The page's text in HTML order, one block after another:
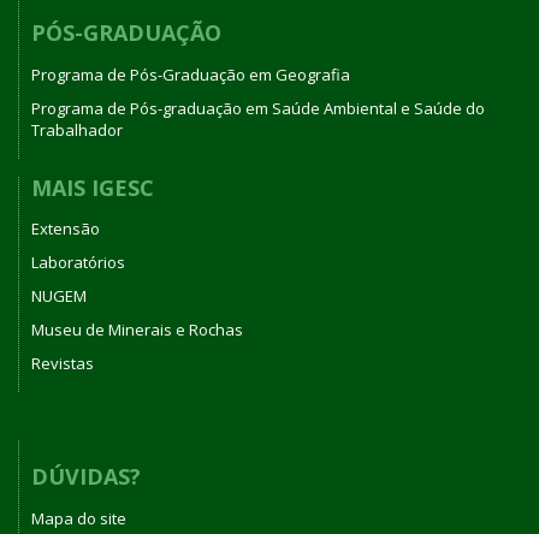
PÓS-GRADUAÇÃO
Programa de Pós-Graduação em Geografia
Programa de Pós-graduação em Saúde Ambiental e Saúde do
Trabalhador
MAIS IGESC
Extensão
Laboratórios
NUGEM
Museu de Minerais e Rochas
Revistas
DÚVIDAS?
Mapa do site